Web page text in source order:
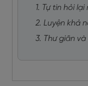
1. Tự tin hỏi
2. Luyện khả
3. Thư giãn